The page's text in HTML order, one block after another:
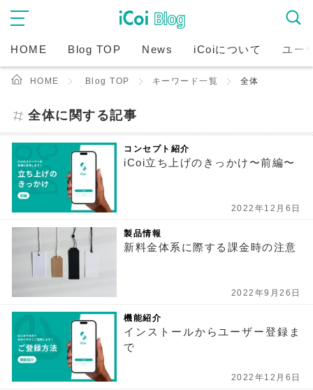
HOME Blog TOP News iCoiについて ユー
HOME Blog TOP キーワード一覧 全体
全体に関する記事
コンセプト紹介
iCoi立ち上げのきっかけ〜前編〜
2022年12月6日
製品情報
新料金体系に際する課金時の注意
2022年9月26日
機能紹介
インストールからユーザー登録ま
で
2022年12月6日